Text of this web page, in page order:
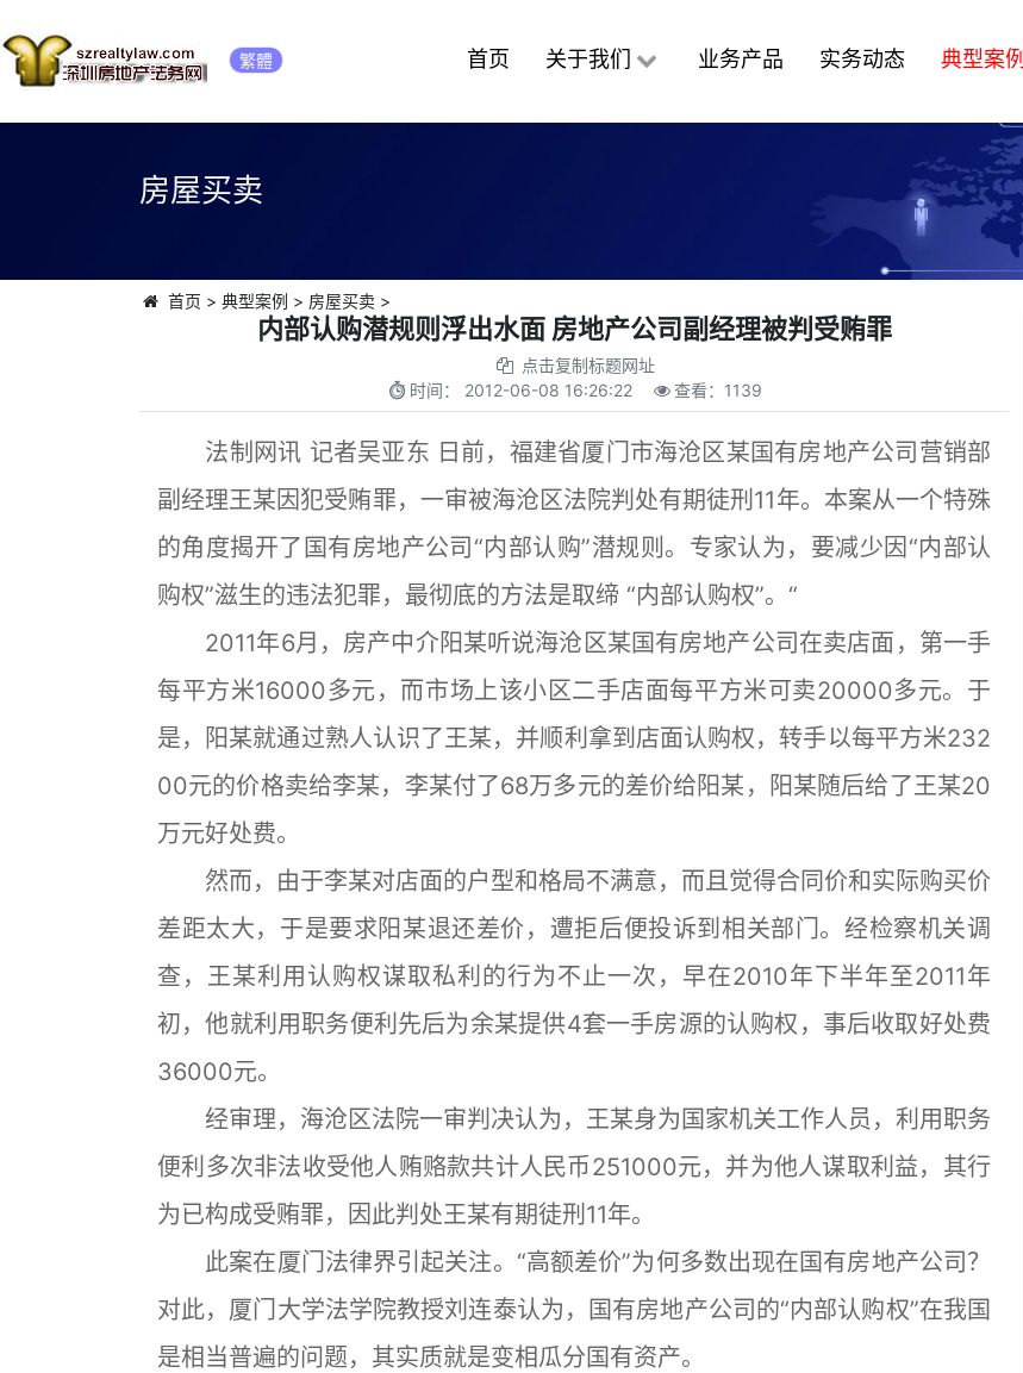
繁體 首页 关于我们 业务产品 实务动态 典型案例
房屋买卖
首页 > 典型案例 > 房屋买卖>
内部认购潜规则浮出水面 房地产公司副经理被判受贿罪
点击复制标题网址
时间： 2012-06-08 16:26:22 查看： 1139
法制网讯 记者吴亚东 日前，福建省厦门市海沧区某国有房地产公司营销部
副经理王某因犯受贿罪，一审被海沧区法院判处有期徒刑11年。本案从一个特殊
的角度揭开了国有房地产公司“内部认购”潜规则。专家认为，要减少因“内部认
购权”滋生的违法犯罪，最彻底的方法是取缔 “内部认购权”。“
2011年6月，房产中介阳某听说海沧区某国有房地产公司在卖店面，第一手
每平方米16000多元，而市场上该小区二手店面每平方米可卖20000多元。于
是，阳某就通过熟人认识了王某，并顺利拿到店面认购权，转手以每平方米232
00元的价格卖给李某，李某付了68万多元的差价给阳某，阳某随后给了王某20
万元好处费。
然而，由于李某对店面的户型和格局不满意，而且觉得合同价和实际购买价
差距太大，于是要求阳某退还差价，遭拒后便投诉到相关部门。经检察机关调
查，王某利用认购权谋取私利的行为不止一次，早在2010年下半年至2011年
初，他就利用职务便利先后为余某提供4套一手房源的认购权，事后收取好处费
36000元。
经审理，海沧区法院一审判决认为，王某身为国家机关工作人员，利用职务
便利多次非法收受他人贿赂款共计人民币251000元，并为他人谋取利益，其行
为已构成受贿罪，因此判处王某有期徒刑11年。
此案在厦门法律界引起关注。“高额差价”为何多数出现在国有房地产公司？
对此，厦门大学法学院教授刘连泰认为，国有房地产公司的“内部认购权”在我国
是相当普遍的问题，其实质就是变相瓜分国有资产。